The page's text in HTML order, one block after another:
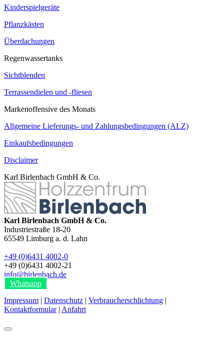
Kinderspielgeräte
Pflanzkästen
Überdachungen
Regenwassertanks
Sichtblenden
Terrassendielen und -fliesen
Markenoffensive des Monats
Allgemeine Lieferungs- und Zahlungsbedingungen (ALZ)
Einkaufsbedingungen
Disclaimer
Karl Birlenbach GmbH & Co.
Karl Birlenbach GmbH & Co.
Industriestraße 18-20
65549 Limburg a. d. Lahn
+49 (0)6431 4002-0
+49 (0)6431 4002-21
info@birlenbach.de
Whatsapp
Impressum | Datenschutz | Verbraucherschlichtung |
Kontaktformular| Anfahrt